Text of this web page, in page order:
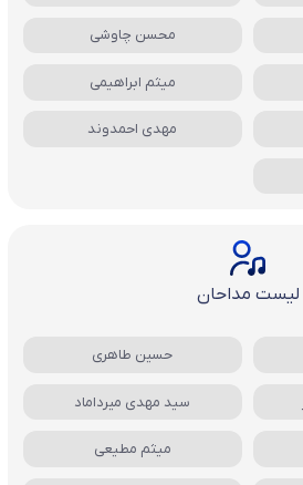
محسن چاوشی
میثم ابراهیمی
مهدی احمدوند
لیست مداحان
حسین طاهری
سید مهدی میرداماد
میثم مطیعی